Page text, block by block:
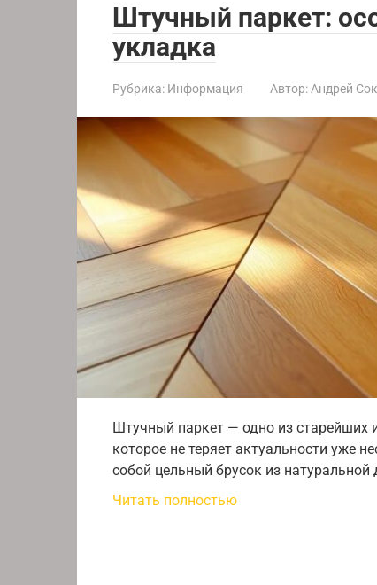
Штучный паркет:
укладка
Рубрика: Информация Автор: Андрей
Штучный паркет — одно из старейших
которое не теряет актуальности уже
собой цельный брусок из натуральной
Читать полностью